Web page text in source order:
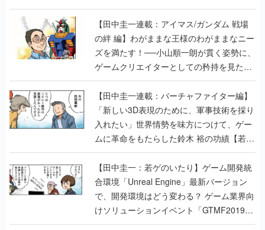
【田中圭一連載：アイマス/ガンダム 戦場
の絆 編】わがままな王様のわがままなニー
ズを満たす！──小山順一朗が貫く姿勢に、
ゲームクリエイターとしての矜持を見た
【若ゲのいたり最終回】
【田中圭一連載：バーチャファイター編】
「新しい3D表現のために、軍事技術を採り
入れたい」世界情勢を味方につけて、ゲー
ムに革命をもたらした鈴木 裕の功績【若ゲ
のいたり】
【田中圭一：若ゲのいたり】ゲーム開発統
合環境「Unreal Engine」最新バージョン
で、開発環境はどう変わる？ ゲーム業界向
けソリューションイベント「GTMF2019」
に行って、より理解を深めよう【PR】